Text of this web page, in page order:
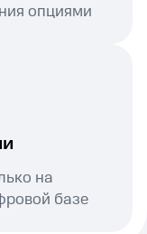
опциями
на
базе